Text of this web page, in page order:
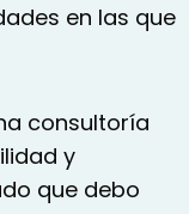
en las que
consultoría
y
que debo